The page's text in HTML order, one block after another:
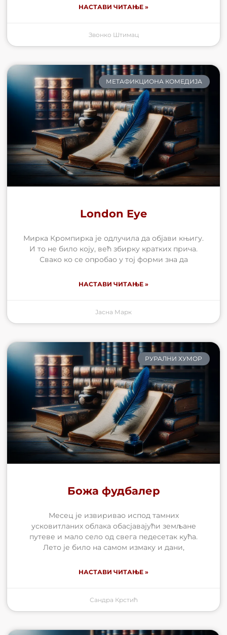
НАСТАВИ ЧИТАЊЕ »
Звонко Штимац
МЕТАФИКЦИОНА КОМЕДИЈА
London Eye
Мирка Кромпирка је одлучила да објави књигу.
И то не било коју, већ збирку кратких прича.
Свако ко се опробао у тој форми зна да
НАСТАВИ ЧИТАЊЕ »
Јасна Марк
РУРАЛНИ ХУМОР
Божа фудбалер
Месец је извиривао испод тамних
усковитланих облака обасјавајући земљане
путеве и мало село од свега педесетак кућа.
Лето је било на самом измаку и дани,
НАСТАВИ ЧИТАЊЕ »
Сандра Крстић